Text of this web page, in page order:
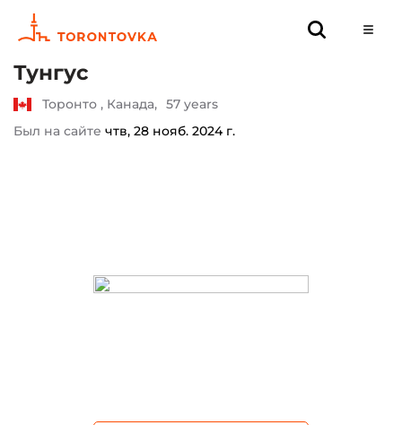
Тунгус
Торонто , Канада, 57 years
Был на сайте чтв, 28 нояб. 2024 г.